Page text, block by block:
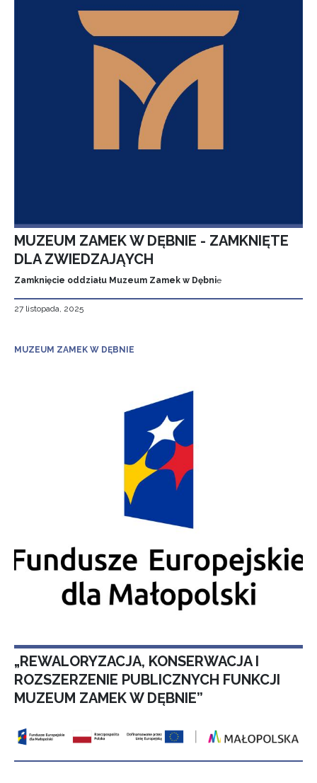
MUZEUM ZAMEK W DĘBNIE - ZAMKNIĘTE
DLA ZWIEDZAJĄYCH
Zamknięcie oddziału Muzeum Zamek w Dębnie
27 listopada, 2025
MUZEUM ZAMEK W DĘBNIE
„REWALORYZACJA, KONSERWACJA I
ROZSZERZENIE PUBLICZNYCH FUNKCJI
MUZEUM ZAMEK W DĘBNIE”